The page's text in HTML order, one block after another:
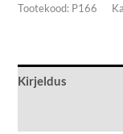
Tootekood: P166
Kirjeldus